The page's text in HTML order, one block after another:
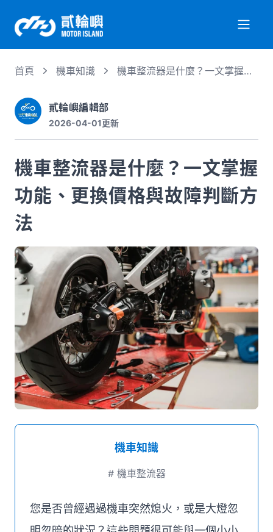
服務項目
機車行情
專業文章
徵才資訊
媒體推薦
聯絡我們
首頁 機車知識
機車整流器是什麼？一文掌握功
貳輪嶼編輯部
2026-04-01更新
機車整流器是什麼？一文掌握
功能、更換價格與故障判斷方
法
機車知識
# 機車整流器
您是否曾經遇過機車突然熄火，或是大燈忽